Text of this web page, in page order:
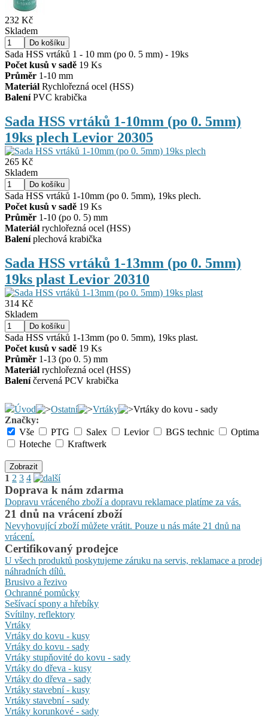
232 Kč
Skladem
Sada HSS vrtáků 1 - 10 mm (po 0. 5 mm) - 19ks
Počet kusů v sadě 19 Ks
Průměr 1-10 mm
Materiál Rychlořezná ocel (HSS)
BaleníPVC krabička
Sada HSS vrtáků 1-10mm (po 0. 5mm)
19ks plech Levior 20305
265 Kč
Skladem
Sada HSS vrtáků 1-10mm (po 0. 5mm), 19ks plech.
Počet kusů v sadě 19 Ks
Průměr 1-10 (po 0. 5) mm
Materiál rychlořezná ocel (HSS)
Baleníplechová krabička
Sada HSS vrtáků 1-13mm (po 0. 5mm)
19ks plast Levior 20310
314 Kč
Skladem
Sada HSS vrtáků 1-13mm (po 0. 5mm), 19ks plast.
Počet kusů v sadě 19 Ks
Průměr 1-13 (po 0. 5) mm
Materiál rychlořezná ocel (HSS)
Baleníčervená PCV krabička
Úvod Ostatní Vrtáky
Vrtáky do kovu - sady
Značky:
Vše
PTG Salex Levior BGS technic
Optima
Hoteche
Kraftwerk
Zobrazit
1 2 3 4
Doprava k nám zdarma
Dopravu vráceného zboží a dopravu reklamace platíme za vás.
21 dnů na vrácení zboží
Nevyhovující zboží můžete vrátit. Pouze u nás máte 21 dnů na
vrácení.
Certifikovaný prodejce
U všech produktů poskytujeme záruku na servis, reklamace a prodej
náhradních dílů.
Brusivo a řezivo
Ochranné pomůcky
Sešívací spony a hřebíky
Svítilny, reflektory
Vrtáky
Vrtáky do kovu - kusy
Vrtáky do kovu - sady
Vrtáky stupňovité do kovu - sady
Vrtáky do dřeva - kusy
Vrtáky do dřeva - sady
Vrtáky stavební - kusy
Vrtáky stavební - sady
Vrtáky korunkové - sady